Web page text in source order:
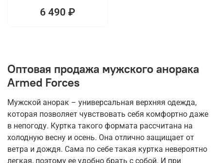
6 490 ₽
Оптовая продажа мужского анорака
Armed Forces
Мужской анорак – универсальная верхняя одежда,
которая позволяет чувствовать себя комфортно даже
в непогоду. Куртка такого формата рассчитана на
холодную весну и осень. Она отлично защищает от
ветра и дождя. Сама по себе такая куртка невероятно
легкая, поэтому ее удобно брать с собой. И при